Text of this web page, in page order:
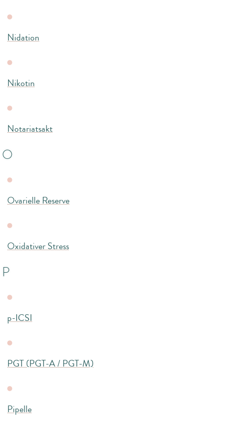
Nidation
Nikotin
Notariatsakt
O
Ovarielle Reserve
Oxidativer Stress
P
p-ICSI
PGT (PGT-A / PGT-M)
Pipelle